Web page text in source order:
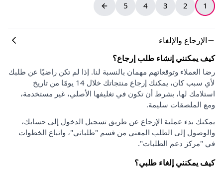
1
2
3
4
5
الإرجاع والإلغاء
كيف يمكنني إنشاء طلب إرجاع؟
رضا العملاء وتوقعاتهم مهمان بالنسبة لنا. إذا لم تكن راضيًا عن طلبك
لأي سبب كان، يمكنك إرجاع منتجاتك خلال 14 يومًا من تاريخ
استلامك لها، بشرط أن تكون في تغليفها الأصلي، غير مستخدمة،
ومع الملصقات سليمة.
يمكنك بدء عملية الإرجاع عن طريق تسجيل الدخول إلى حسابك،
والوصول إلى الطلب المعني من قسم "طلباتي"، واتباع الخطوات
في "مركز دعم الطلبات".
كيف يمكنني إلغاء طلبي؟